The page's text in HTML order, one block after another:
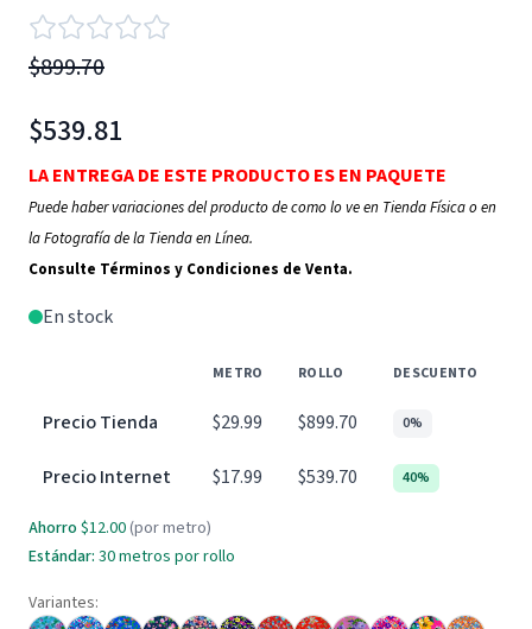
$899.70
$539.81
LA ENTREGA DE ESTE PRODUCTO ES EN PAQUETE
Puede haber variaciones del producto de como lo ve en Tienda Física o en
la Fotografía de la Tienda en Línea.
Consulte Términos y Condiciones de Venta.
En stock
METRO ROLLO DESCUENTO
Precio Tienda $29.99 $899.70 0%
Precio Internet $17.99 $539.70 40%
Ahorro $12.00 (por metro)
Estándar: 30 metros por rollo
Variantes: